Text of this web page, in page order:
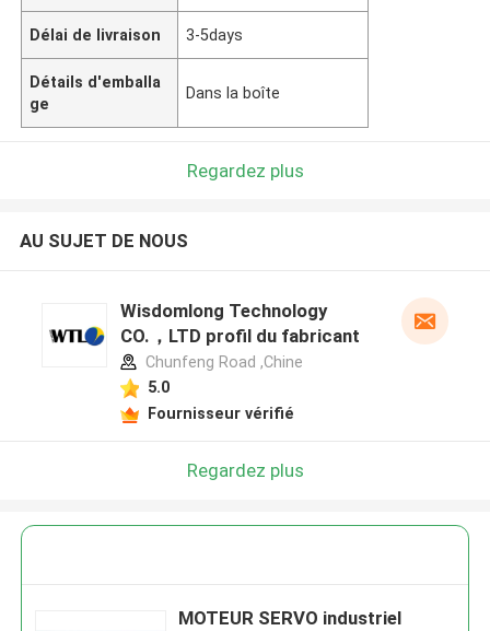
Délai de livraison 3-5days
Détails d'emballa
ge
Dans la boîte
Regardez plus
AU SUJET DE NOUS
Wisdomlong Technology
CO.，LTD profil du fabricant
Chunfeng Road ,Chine
5.0
Fournisseur vérifié
Regardez plus
MOTEUR SERVO industriel